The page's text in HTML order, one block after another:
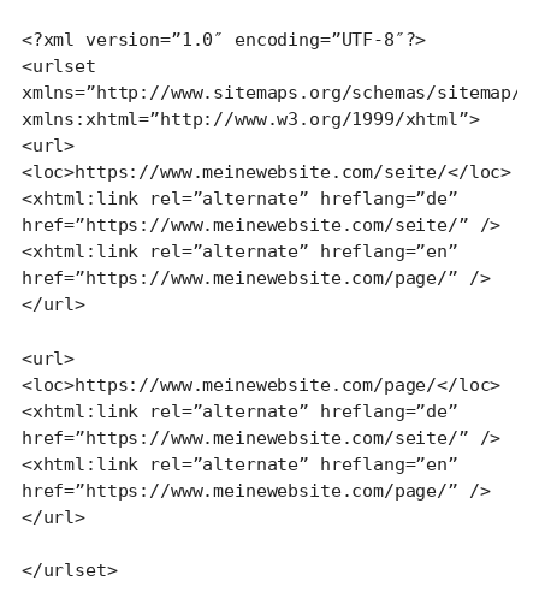
<?xml version=”1.0″ encoding=”UTF-8″?>
<urlset
xmlns=”http://www.sitemaps.org/schemas/sitemap/
xmlns:xhtml=”http://www.w3.org/1999/xhtml”>
<url>
<loc>https://www.meinewebsite.com/seite/</loc>
<xhtml:link rel=”alternate” hreflang=”de”
href=”https://www.meinewebsite.com/seite/” />
<xhtml:link rel=”alternate” hreflang=”en”
href=”https://www.meinewebsite.com/page/” />
</url>
<url>
<loc>https://www.meinewebsite.com/page/</loc>
<xhtml:link rel=”alternate” hreflang=”de”
href=”https://www.meinewebsite.com/seite/” />
<xhtml:link rel=”alternate” hreflang=”en”
href=”https://www.meinewebsite.com/page/” />
</url>
</urlset>